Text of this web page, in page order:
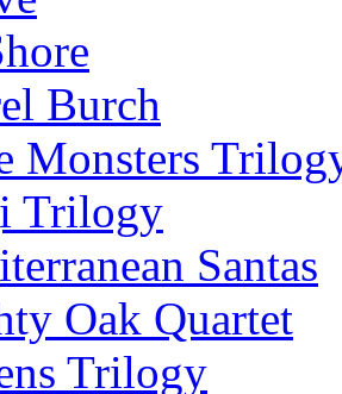
Burch
Monsters
Trilogy
Santas
Oak Quartet
Trilogy